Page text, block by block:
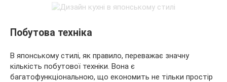
Побутова техніка
В японському стилі, як правило, переважає значну
кількість побутової техніки. Вона є
багатофункціональною, що економить не тільки простір